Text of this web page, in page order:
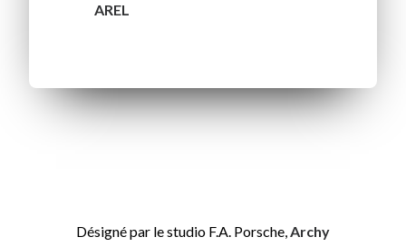
AREL
Désigné par le studio F.A. Porsche,Archy